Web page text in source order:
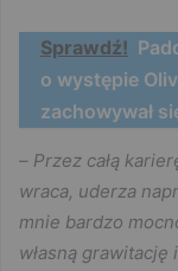
Sprawdź!
o występie
zachowywał
– Przez całą
wraca, uderza
mnie bardzo
własną